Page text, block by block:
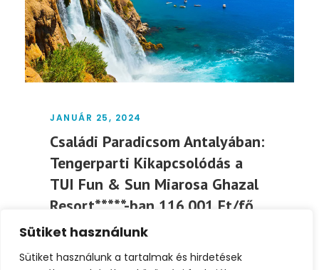
Sütiket használunk
Sütiket használunk a tartalmak és hirdetések
JANUÁR 25, 2024
Családi Paradicsom Antalyában:
Tengerparti Kikapcsolódás a
TUI Fun & Sun Miarosa Ghazal
Resort*****-ban 116.001 Ft/fő
Élvezze a családi kikapcsolódást Antalya
gyönyörű partjainál a TUI Fun & Sun Miarosa